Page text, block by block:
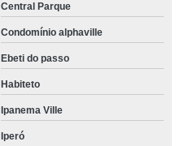
Central Parque
Condomínio alphaville
Ebeti do passo
Habiteto
Ipanema Ville
Iperó